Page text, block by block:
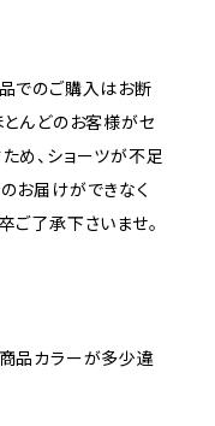
でのご購入はお断
とんどのお客様がセ
め、ショーツが不足
お届けができなく
ご了承下さいませ。
品カラーが多少違